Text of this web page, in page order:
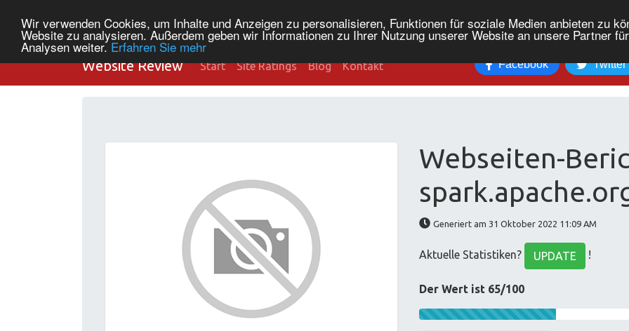
Wir verwenden Cookies, um Inhalte und Anzeigen zu personalisieren, Funktionen für soziale Medien anbieten zu
Website zu analysieren. Außerdem geben wir Informationen zu Ihrer Nutzung unserer Website an unsere Partner
Analysen weiter. Erfahren Sie mehr
Website Review Start Site Ratings Blog Kontakt Facebook Twitter
Webseiten-
Generiert am 31 Oktober 2022 11:09 AM
Aktuelle Statistiken? UPDATE !
Der Wert ist 65/100